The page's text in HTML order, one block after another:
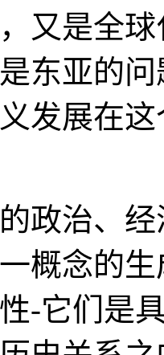
又是全
东亚的
发展在
政治、
概念的
-它们是